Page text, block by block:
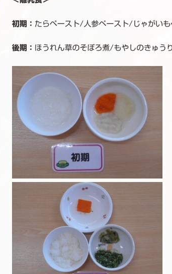
初期： たらペースト/人参ペースト/じゃがい
後期： ほうれん草のそぼろ煮/もやしのきゅう